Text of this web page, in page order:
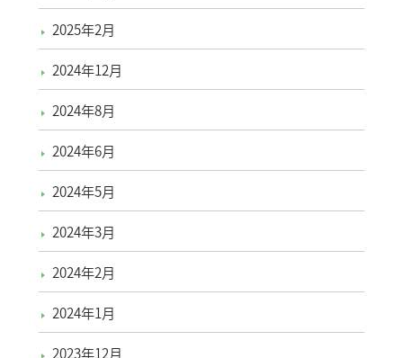
2025年2月
2024年12月
2024年8月
2024年6月
2024年5月
2024年3月
2024年2月
2024年1月
2023年12月